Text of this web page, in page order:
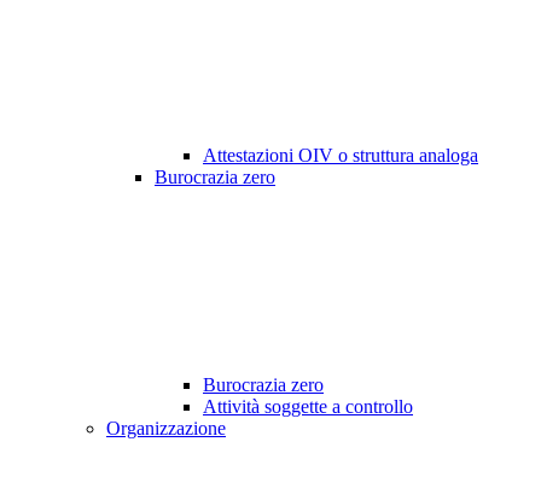
Attestazioni OIV o struttura analoga
Burocrazia zero
Burocrazia zero
Attività soggette a controllo
Organizzazione